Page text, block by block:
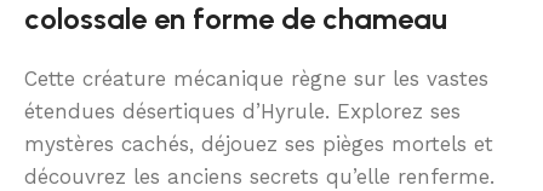
colossale en forme de chameau
Cette créature mécanique règne sur les vastes
étendues désertiques d’Hyrule. Explorez ses
mystères cachés, déjouez ses pièges mortels et
découvrez les anciens secrets qu’elle renferme.